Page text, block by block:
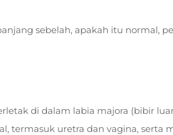
sebelah, apakah itu normal,
di dalam labia majora (bibir
termasuk uretra dan vagina, serta